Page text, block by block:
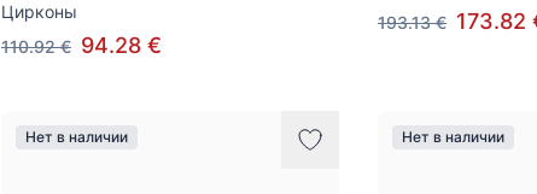
Цирконы
110.92 € 94.28 €
193.13 € 173.82
Нет в наличии Нет в наличии